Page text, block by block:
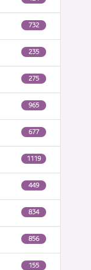
732
235
275
965
677
1119
449
834
856
155